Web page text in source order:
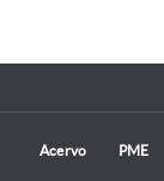
Acervo PME